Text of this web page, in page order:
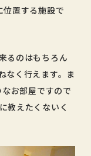
置する施設で
るのはもちろん
なく行えます。ま
お部屋ですので
教えたくないく